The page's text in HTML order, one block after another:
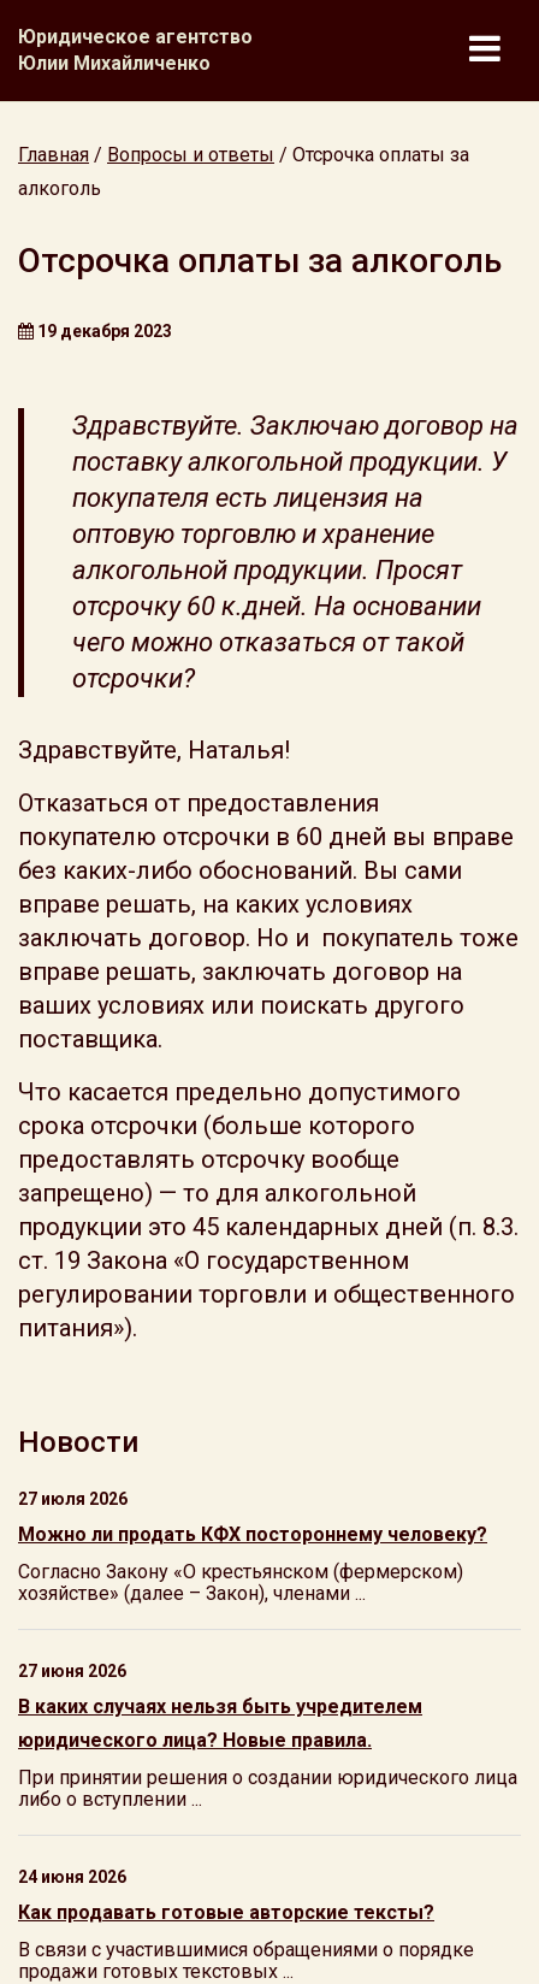
Юридическое агентство
Юлии Михайличенко
Главная / Вопросы и ответы / Отсрочка оплаты за
алкоголь
Отсрочка оплаты за алкоголь
19 декабря 2023
Здравствуйте. Заключаю договор на
поставку алкогольной продукции. У
покупателя есть лицензия на
оптовую торговлю и хранение
алкогольной продукции. Просят
отсрочку 60 к.дней. На основании
чего можно отказаться от такой
отсрочки?
Здравствуйте, Наталья!
Отказаться от предоставления
покупателю отсрочки в 60 дней вы вправе
без каких-либо обоснований. Вы сами
вправе решать, на каких условиях
заключать договор. Но и покупатель тоже
вправе решать, заключать договор на
ваших условиях или поискать другого
поставщика.
Что касается предельно допустимого
срока отсрочки (больше которого
предоставлять отсрочку вообще
запрещено) — то для алкогольной
продукции это 45 календарных дней (п. 8.3.
ст. 19 Закона «О государственном
регулировании торговли и общественного
питания»).
Новости
27 июля 2026
Можно ли продать КФХ постороннему человеку?
Согласно Закону «О крестьянском (фермерском)
хозяйстве» (далее – Закон), членами ...
27 июня 2026
В каких случаях нельзя быть учредителем
юридического лица? Новые правила.
При принятии решения о создании юридического лица
либо о вступлении ...
24 июня 2026
Как продавать готовые авторские тексты?
В связи с участившимися обращениями о порядке
продажи готовых текстовых ...